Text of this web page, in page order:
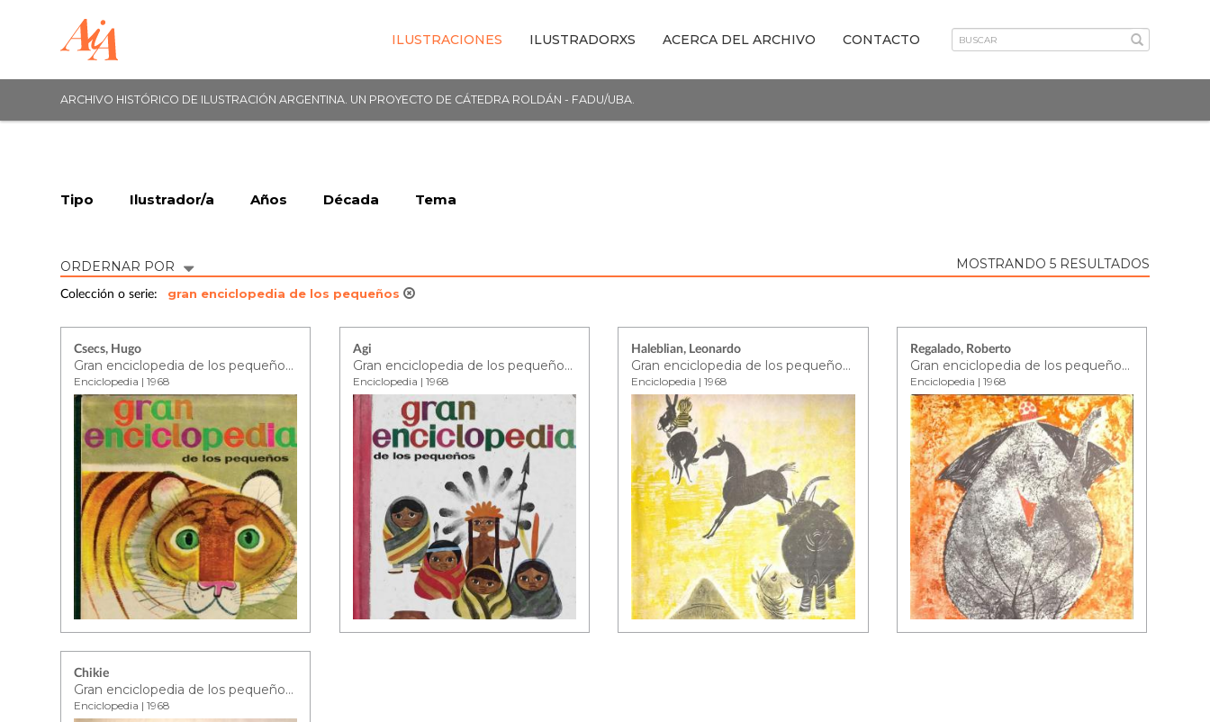
ILUSTRACIONES ILUSTRADORXS ACERCA DEL ARCHIVO CONTACTO
ARCHIVO HISTÓRICO DE ILUSTRACIÓN ARGENTINA. UN PROYECTO DE CÁTEDRA ROLDÁN - FADU/UBA.
Tipo Ilustrador/a Años Década Tema
ORDERNAR POR MOSTRANDO 5 RESULTADOS
Colección o serie: gran enciclopedia de los pequeños
Csecs, Hugo
Gran enciclopedia de los pequeños - tomo 5
Enciclopedia | 1968
Agi
Gran enciclopedia de los pequeños - tomo 4
Enciclopedia | 1968
Haleblian, Leonardo
Gran enciclopedia de los pequeños - tomo 4
Enciclopedia | 1968
Regalado, Roberto
Gran enciclopedia de los pequeños - tomo 4
Enciclopedia | 1968
Chikie
Gran enciclopedia de los pequeños - tomo 4
Enciclopedia | 1968